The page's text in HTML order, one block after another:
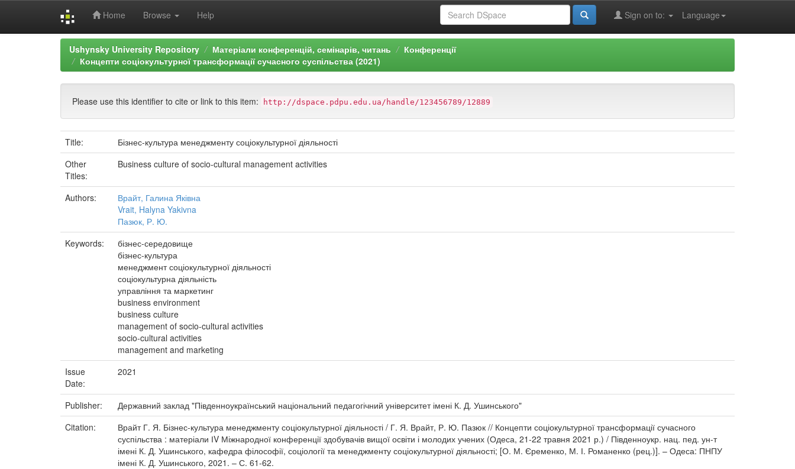
Home Browse Help Language
Sign on to:
Ushynsky University Repository Матеріали конференцій, семінарів, читань
Конференції
Концепти соціокультурної трансформації сучасного суспільства (2021)
Please use this identifier to cite or link to this item: http://dspace.pdpu.edu.ua/handle/123456789/12889
Title:
Бізнес-культура менеджменту соціокультурної діяльності
Other
Titles:
Business culture of socio-cultural management activities
Authors:
Врайт, Галина Яківна
Vrait, Halyna Yakivna
Пазюк, Р. Ю.
Keywords:
бізнес-середовище
бізнес-культура
менеджмент соціокультурної діяльності
соціокультурна діяльність
управління та маркетинг
business environment
business culture
management of socio-cultural activities
socio-cultural activities
management and marketing
Issue
Date:
2021
Publisher:
Державний заклад "Південноукраїнський національний педагогічний університет імені К. Д. Ушинського"
Citation:
Врайт Г. Я. Бізнес-культура менеджменту соціокультурної діяльності / Г. Я. Врайт, Р. Ю. Пазюк // Концепти соціокультурної трансформації сучасного
суспільства : матеріали ІV Міжнародної конференції здобувачів вищої освіти і молодих учених (Одеса, 21-22 травня 2021 р.) / Південноукр. нац. пед. ун-т
імені К. Д. Ушинського, кафедра філософії, соціології та менеджменту соціокультурної діяльності; [О. М. Єременко, М. І. Романенко (рец.)]. – Одеса: ПНПУ
імені К. Д. Ушинського, 2021. – С. 61-62.